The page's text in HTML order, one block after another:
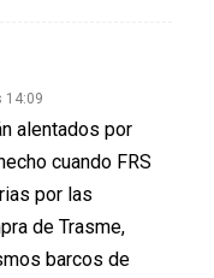
14:09
alentados por
cuando FRS
por las
de Trasme,
barcos de